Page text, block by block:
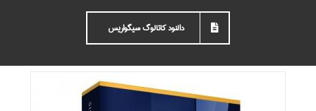
دالنود کاتالوگ سیگواریس